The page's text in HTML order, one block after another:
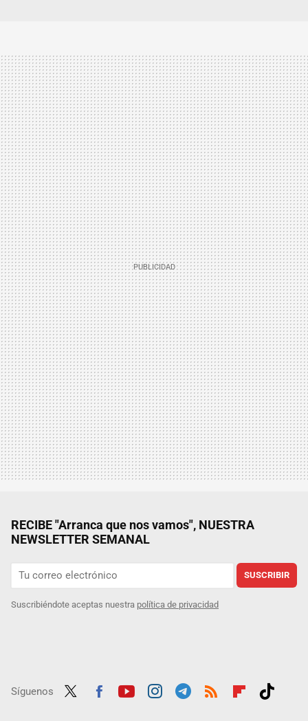
RECIBE "Arranca que nos vamos", NUESTRA
NEWSLETTER SEMANAL
SUSCRIBIR
Suscribiéndote aceptas nuestra política de privacidad
Síguenos